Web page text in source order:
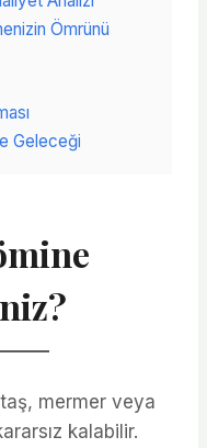
Ömrünü
Geleceği
mermer veya
kalabilir.